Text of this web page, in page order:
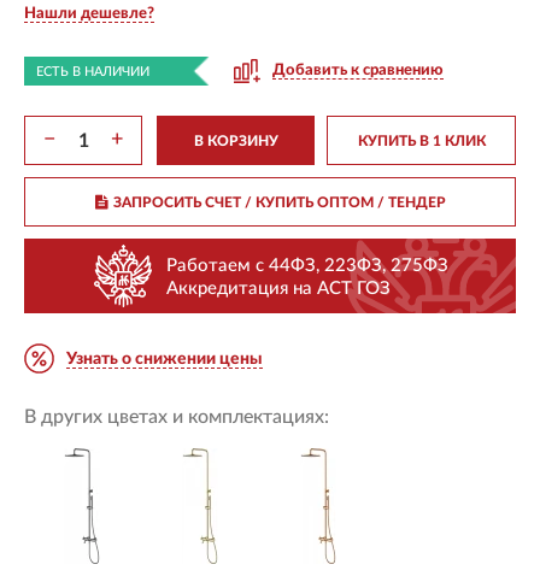
Нашли дешевле?
ЕСТЬ В НАЛИЧИИ Добавить к сравнению
− + В КОРЗИНУ КУПИТЬ В 1 КЛИК
ЗАПРОСИТЬ СЧЕТ / КУПИТЬ ОПТОМ/ ТЕНДЕР
Работаем с 44ФЗ, 223ФЗ, 275ФЗ
Аккредитация на АСТ ГОЗ
Узнать о снижении цены
В других цветах и комплектациях: